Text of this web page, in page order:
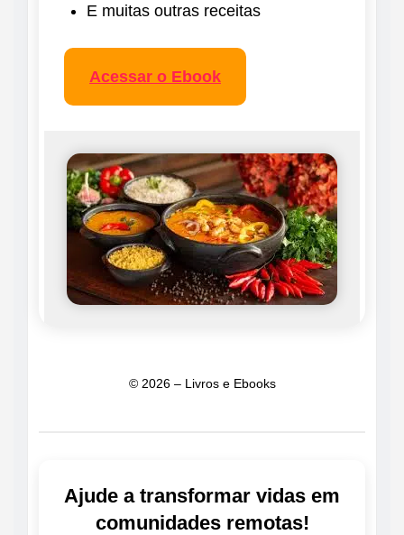
E muitas outras receitas
Acessar o Ebook
© 2026 – Livros e Ebooks
Ajude a transformar vidas em
comunidades remotas!